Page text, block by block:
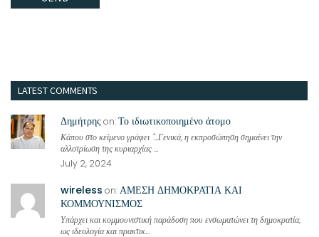
LATEST COMMENTS
Δημήτρηςon:Το ιδιωτικοποιημένο άτομο
Κάπου στο κείμενο γράφει "...Γενικά, η εκπροσώπηση σημαίνει την
αλλοτρίωση της κυριαρχίας ...
July 2, 2024
wireless on:ΑΜΕΣΗ ΔΗΜΟΚΡΑΤΙΑ ΚΑΙ
ΚΟΜΜΟΥΝΙΣΜΟΣ
Υπάρχει και κομμουνιστική παράδοση που ενσωματώνει τη δημοκρατία,
ως ιδεολογία και πρακτικ...